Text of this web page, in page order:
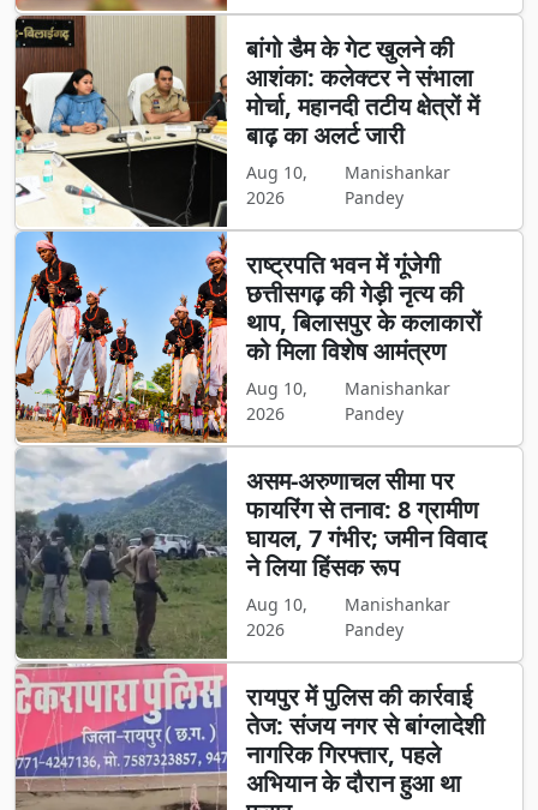
बांगो डैम के गेट खुलने की
आशंका: कलेक्टर ने संभाला
मोर्चा, महानदी तटीय क्षेत्रों में
बाढ़ का अलर्ट जारी
Aug 10,
2026
Manishankar
Pandey
राष्ट्रपति भवन में गूंजेगी
छत्तीसगढ़ की गेड़ी नृत्य की
थाप, बिलासपुर के कलाकारों
को मिला विशेष आमंत्रण
Aug 10,
2026
Manishankar
Pandey
असम-अरुणाचल सीमा पर
फायरिंग से तनाव: 8 ग्रामीण
घायल, 7 गंभीर; जमीन विवाद
ने लिया हिंसक रूप
Aug 10,
2026
Manishankar
Pandey
रायपुर में पुलिस की कार्रवाई
तेज: संजय नगर से बांग्लादेशी
नागरिक गिरफ्तार, पहले
अभियान के दौरान हुआ था